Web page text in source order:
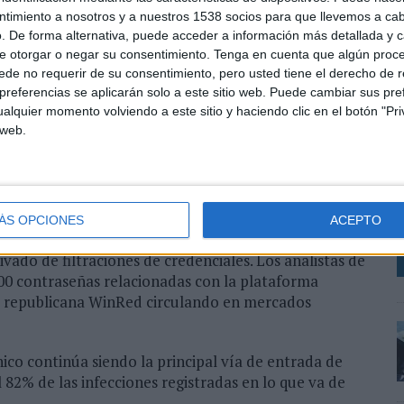
a nosotros y a nuestros 1538 socios para que llevemos a
De forma alternativa, puede acceder a información más detallada y
otorgar o negar su consentimiento. Tenga en cuenta que algún
no requerir de su consentimiento, pero usted tiene el derecho de
se aplicarán solo a este sitio web. Puede cambiar sus
momento volviendo a este sitio y haciendo clic en el botón
OPCIONES ACEPTO
relacionados con el voto durante los últimos
se registraron más de 4.000 nuevas webs con el
en enero. Las páginas vinculadas a la palabra
registradas en el mismo periodo.
utilizan inteligencia artificial para replicar la
manipulados.
a redes de desinformación prorrusas como
mediante dominios y diseños prácticamente
de filtraciones de credenciales. Los analistas de
contraseñas relacionadas con la plataforma
WinRed circulando en mercados
continúa siendo la principal vía de entrada de
de las infecciones registradas en lo que va de